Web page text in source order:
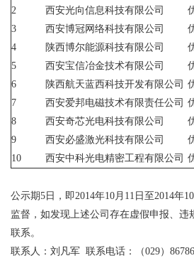
2
西安光向信息科技有限公司
3
西安博冠网络科技有限公司
4
陕西博尔能源科技有限公司
5
西安宝信冶金技术有限公司
6
陕西航天蓝西科技开发有限公司
7
西安爱邦电磁技术有限责任公司
8
西安奇芯光电科技有限公司
9
西安必盛激光科技有限公司
10
西安中科光电精密工程有限公司
公示期5日，即2014年10月11日至2014年
监督，如发现上述公司存在虚假申报、违
联系。
联系人：刘凡军 联系电话：（029）